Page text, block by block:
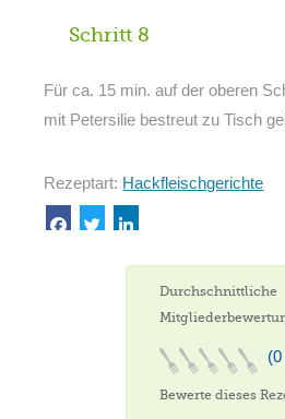
Schritt 8
Für ca. 15 min. auf der oberen
mit Petersilie bestreut zu Tisch
Rezeptart: Hackfleischgerichte
Durchschnittliche
(0
Bewerte dieses